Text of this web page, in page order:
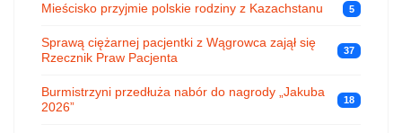
Mieścisko przyjmie polskie rodziny z Kazachstanu 5
Sprawą ciężarnej pacjentki z Wągrowca zajął się
Rzecznik Praw Pacjenta
37
Burmistrzyni przedłuża nabór do nagrody „Jakuba
2026”
18